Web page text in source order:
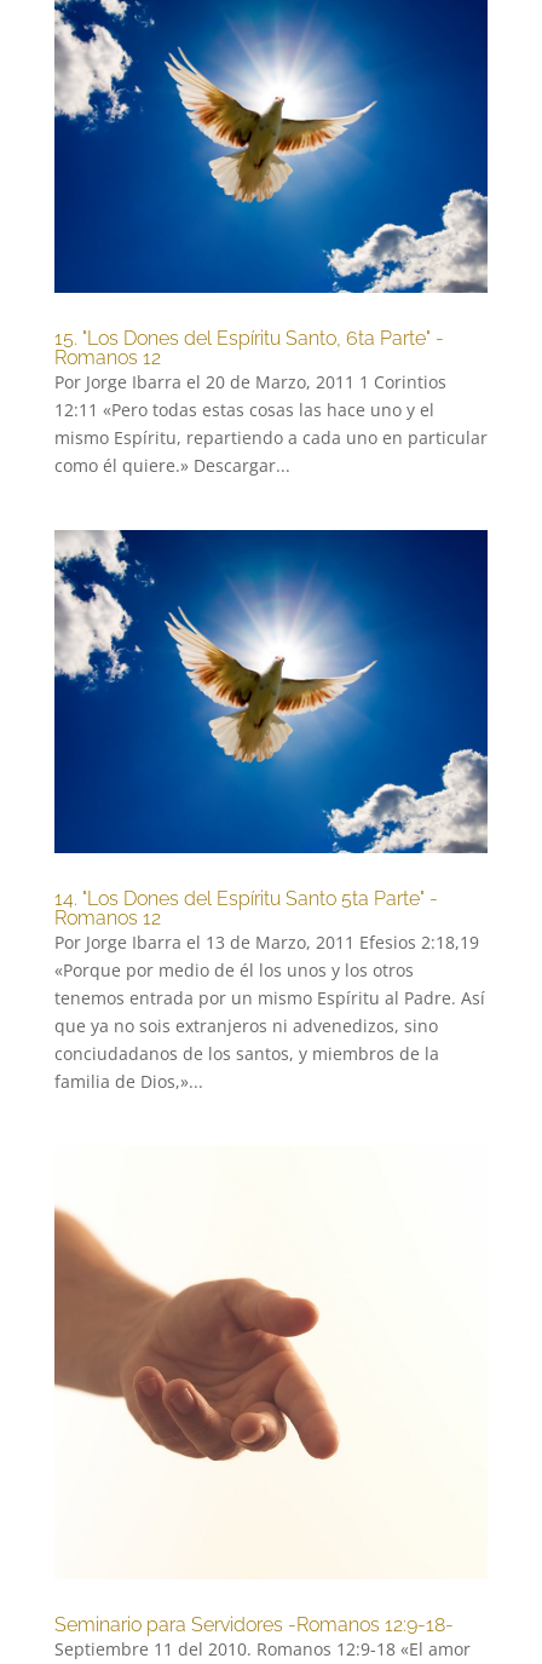
15. "Los Dones del Espíritu Santo, 6ta Parte" -
Romanos 12
Por Jorge Ibarra el 20 de Marzo, 2011 1 Corintios
12:11 «Pero todas estas cosas las hace uno y el
mismo Espíritu, repartiendo a cada uno en particular
como él quiere.» Descargar...
14. "Los Dones del Espíritu Santo 5ta Parte" -
Romanos 12
Por Jorge Ibarra el 13 de Marzo, 2011 Efesios 2:18,19
«Porque por medio de él los unos y los otros
tenemos entrada por un mismo Espíritu al Padre. Así
que ya no sois extranjeros ni advenedizos, sino
conciudadanos de los santos, y miembros de la
familia de Dios,»...
Seminario para Servidores -Romanos 12:9-18-
Septiembre 11 del 2010. Romanos 12:9-18 «El amor